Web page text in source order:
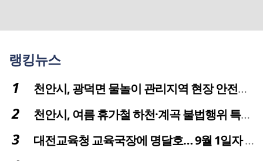
랭킹뉴스
천안시, 광덕면 물놀이 관리지역 현장 안전점검 실시
천안시, 여름 휴가철 하천·계곡 불법행위 특별단속
대전교육청 교육국장에 명달호… 9월 1일자 181명 인사